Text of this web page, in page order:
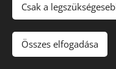
© 2023 Kemecsei Arany
Az oldalt a
Csak a
Összes elfogadása